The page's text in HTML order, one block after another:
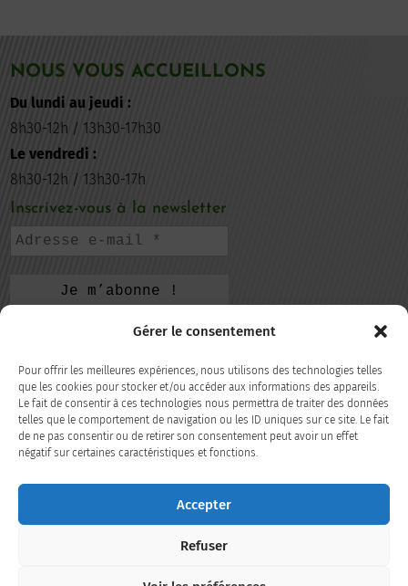
Gérer le consentement
Pour offrir les meilleures expériences, nous utilisons des technologies telles
que les cookies pour stocker et/ou accéder aux informations des appareils.
Le fait de consentir à ces technologies nous permettra de traiter des données
telles que le comportement de navigation ou les ID uniques sur ce site. Le fait
de ne pas consentir ou de retirer son consentement peut avoir un effet
négatif sur certaines caractéristiques et fonctions.
Accepter
Refuser
NOUS VOUS ACCUEILLONS
Du lundi au jeudi :
8h30-12h / 13h30-17h30
Le vendredi :
8h30-12h / 13h30-17h
Inscrivez-vous à la newsletter
105, rue de la République
69220 Belleville-en-Beaujolais
04 74 66 35 98